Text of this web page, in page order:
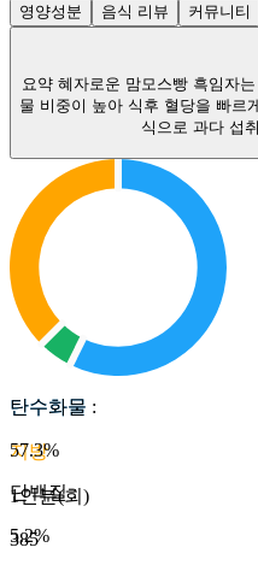
영양성분 음식 리뷰 커뮤니티
요약 혜자로운 맘모스빵 흑임자
물 비중이 높아 식후 혈당을 빠르
식으로 과다 섭
탄수화물
지방
1인분(회)
385
탄수화물 :
57.3%
단백질:
5.2%